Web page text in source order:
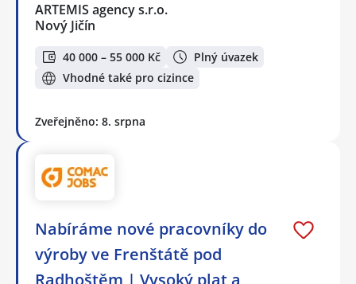
ARTEMIS agency s.r.o.
Nový Jičín
40 000 – 55 000 Kč
Plný úvazek
Vhodné také pro cizince
Zveřejněno: 8. srpna
Nabíráme nové pracovníky do
výroby ve Frenštátě pod